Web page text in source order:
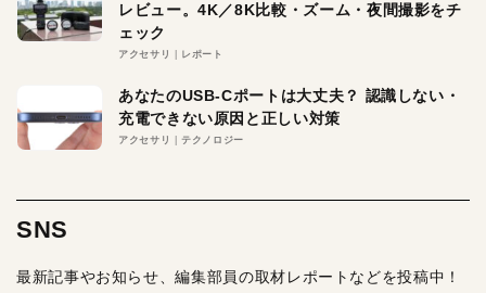
レビュー。4K／8K比較・ズーム・夜間撮影をチ
ェック
アクセサリ レポート
あなたのUSB-Cポートは大丈夫？ 認識しない・
充電できない原因と正しい対策
アクセサリ テクノロジー
SNS
最新記事やお知らせ、編集部員の取材レポートなどを投稿中！